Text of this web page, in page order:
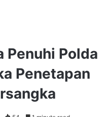
Penuhi Polda
Penetapan